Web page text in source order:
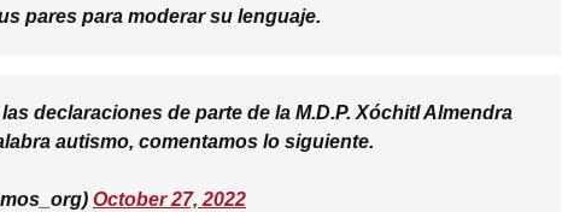
pares para moderar su lenguaje.
declaraciones de parte de la M.D.P. Xóchitl Almendra
autismo, comentamos lo siguiente.
October 27, 2022